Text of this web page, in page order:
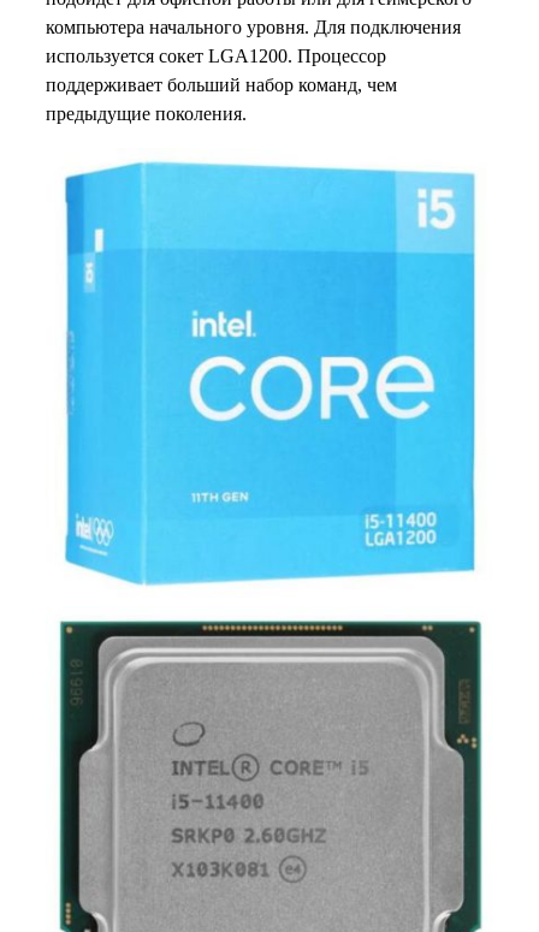
компьютера начального уровня. Для подключения
используется сокет LGA1200. Процессор
поддерживает больший набор команд, чем
предыдущие поколения.